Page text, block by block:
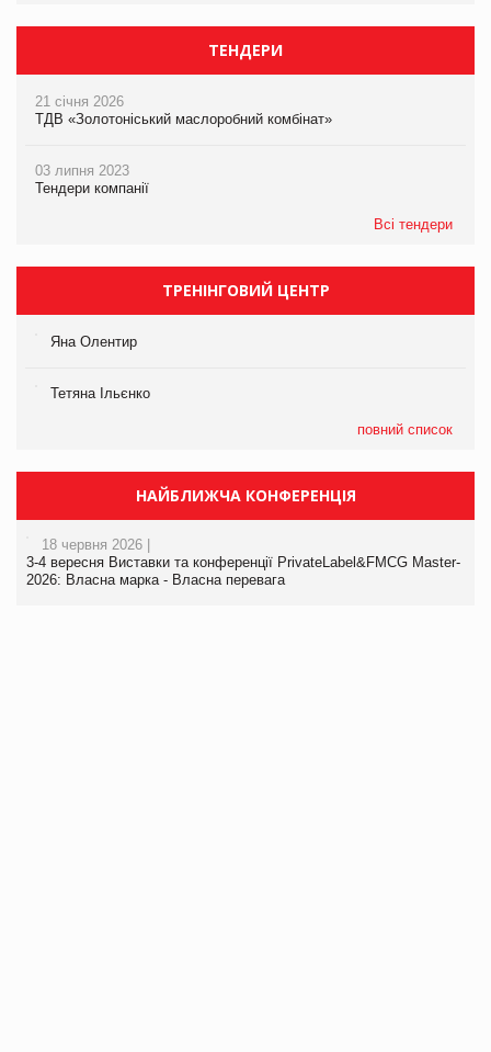
ТЕНДЕРИ
21 січня 2026
ТДВ «Золотоніський маслоробний комбінат»
03 липня 2023
Тендери компанії
Всі тендери
ТРЕНІНГОВИЙ ЦЕНТР
Яна Олентир
Тетяна Ільєнко
повний список
НАЙБЛИЖЧА КОНФЕРЕНЦІЯ
18 червня 2026 |
3-4 вересня Виставки та конференції PrivateLabel&FMCG Master-
2026: Власна марка - Власна перевага